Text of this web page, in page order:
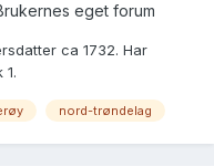
eget forum
ca 1732. Har
Det er alt jeg vet. Noen
nord-trøndelag